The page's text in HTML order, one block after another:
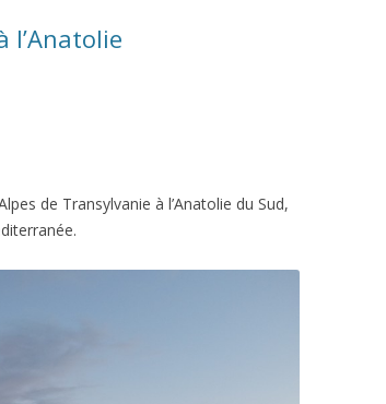
l’Anatolie
de Transylvanie à l’Anatolie du Sud,